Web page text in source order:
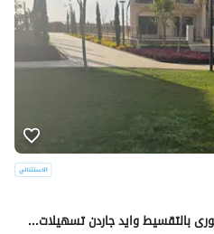
فيلا للبيع في مدينتي E3 أستلام فورى بالتقسيط وايد جاردن تسهيلات علي 8 سنين مساحة (353م)